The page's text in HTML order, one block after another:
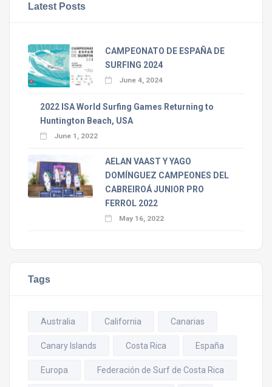
Latest Posts
CAMPEONATO DE ESPAÑA DE
SURFING 2024
June 4, 2024
2022 ISA World Surfing Games Returning to
Huntington Beach, USA
June 1, 2022
AELAN VAAST Y YAGO
DOMÍNGUEZ CAMPEONES DEL
CABREIROÁ JUNIOR PRO
FERROL 2022
May 16, 2022
Tags
Australia California Canarias
Canary Islands Costa Rica España
Europa Federación de Surf de Costa Rica